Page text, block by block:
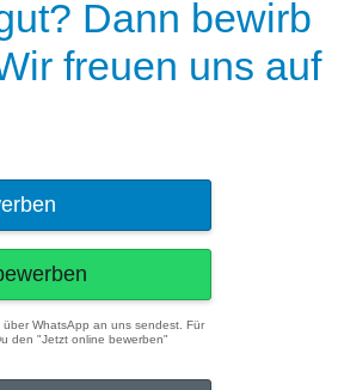
Dann bewirb
freuen uns auf
WhatsApp an uns sendest. Für
den "Jetzt online bewerben"